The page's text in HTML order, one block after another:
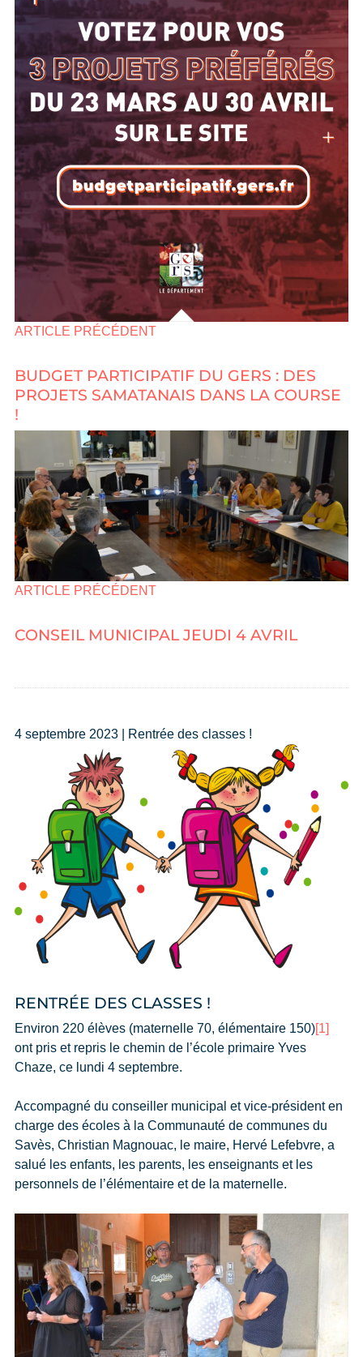
ARTICLE PRÉCÉDENT
BUDGET PARTICIPATIF DU GERS : DES
PROJETS SAMATANAIS DANS LA COURSE
!
ARTICLE PRÉCÉDENT
CONSEIL MUNICIPAL JEUDI 4 AVRIL
4 septembre 2023 | Rentrée des classes !
RENTRÉE DES CLASSES !
Environ 220 élèves (maternelle 70, élémentaire 150)[1]
ont pris et repris le chemin de l’école primaire Yves
Chaze, ce lundi 4 septembre.
Accompagné du conseiller municipal et vice-président en
charge des écoles à la Communauté de communes du
Savès, Christian Magnouac, le maire, Hervé Lefebvre, a
salué les enfants, les parents, les enseignants et les
personnels de l’élémentaire et de la maternelle.